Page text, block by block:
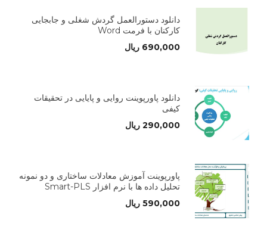
دانلود دستورالعمل گردش شغلی و جابجایی
کارکنان با فرمت Word
690,000 ریال
دانلود پاورپوینت روایی و پایایی در تحقیقات
کیفی
290,000 ریال
پاورپوینت آموزش معادلات ساختاری و دو نمونه
تحلیل داده ها با نرم افزار Smart-PLS
590,000 ریال